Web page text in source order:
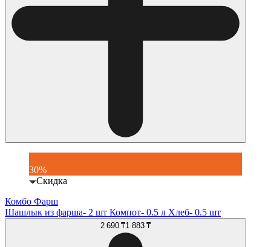
30%
Скидка
Комбо Фарш
Шашлык из фарша- 2 шт Компот- 0.5 л Хлеб- 0.5 шт
2 690 ₸1 883 ₸